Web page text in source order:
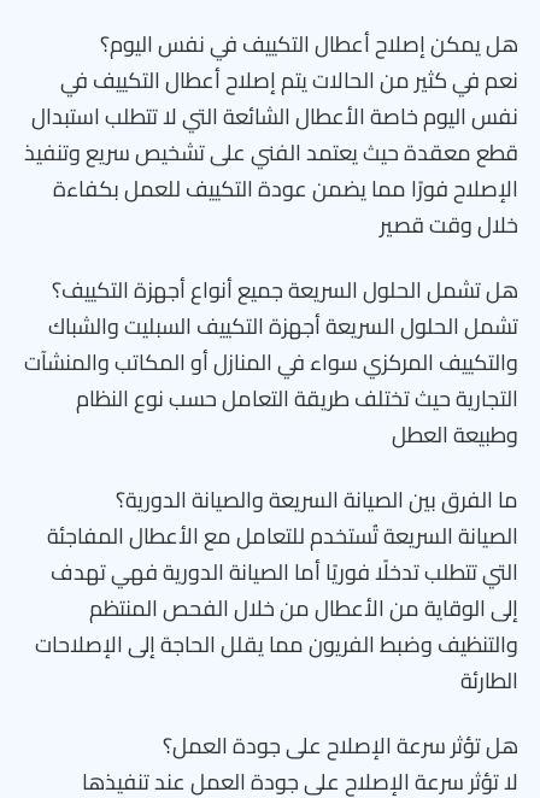
هل يمكن إصلاح أعطال التكييف في نفس اليوم؟
نعم في كثير من الحالات يتم إصلاح أعطال التكييف في
نفس اليوم خاصة الأعطال الشائعة التي لا تتطلب استبدال
قطع معقدة حيث يعتمد الفني على تشخيص سريع وتنفيذ
الإصلاح فورًا مما يضمن عودة التكييف للعمل بكفاءة
خلال وقت قصير
هل تشمل الحلول السريعة جميع أنواع أجهزة التكييف؟
تشمل الحلول السريعة أجهزة التكييف السبليت والشباك
والتكييف المركزي سواء في المنازل أو المكاتب والمنشآت
التجارية حيث تختلف طريقة التعامل حسب نوع النظام
وطبيعة العطل
ما الفرق بين الصيانة السريعة والصيانة الدورية؟
الصيانة السريعة تُستخدم للتعامل مع الأعطال المفاجئة
التي تتطلب تدخلًا فوريًا أما الصيانة الدورية فهي تهدف
إلى الوقاية من الأعطال من خلال الفحص المنتظم
والتنظيف وضبط الفريون مما يقلل الحاجة إلى الإصلاحات
الطارئة
هل تؤثر سرعة الإصلاح على جودة العمل؟
لا تؤثر سرعة الإصلاح على جودة العمل عند تنفيذها